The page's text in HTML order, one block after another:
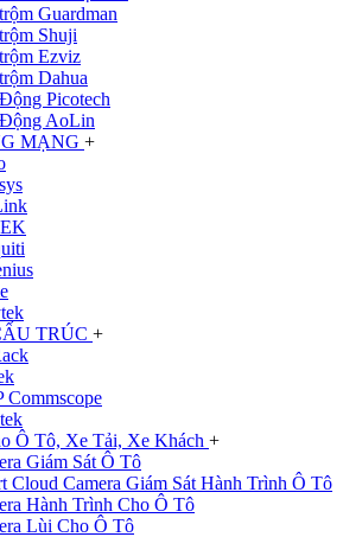
Guardman
Shuji
Ezviz
Dahua
Picotech
AoLin
MẠNG +
TRÚC +
Commscope
Ô Tô, Xe Tải, Xe Khách +
Giám Sát Ô Tô
Cloud Camera Giám Sát Hành Trình Ô Tô
Hành Trình Cho Ô Tô
Lùi Cho Ô Tô